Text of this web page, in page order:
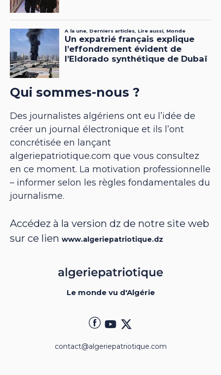
Qui sommes-nous ?
Des journalistes algériens ont eu l’idée de
créer un journal électronique et ils l’ont
concrétisée en lançant
algeriepatriotique.com que vous consultez
en ce moment. La motivation professionnelle
– informer selon les règles fondamentales du
journalisme.
Accédez à la version dz de notre site web
sur ce lien www.algeriepatriotique.dz
Le monde vu d'Algérie
contact@algeriepatriotique.com